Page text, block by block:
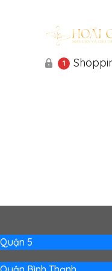
1
Quận 5